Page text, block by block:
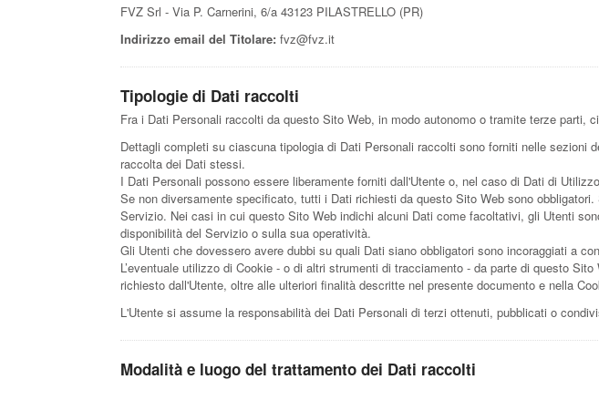
FVZ Srl - Via P. Carnerini, 6/a 43123 PILASTRELLO (PR)
Indirizzo email del Titolare: fvz@fvz.it
Tipologie di Dati raccolti
Fra i Dati Personali raccolti da questo Sito Web, in modo autonomo o tramite terze parti,
Dettagli completi su ciascuna tipologia di Dati Personali raccolti sono forniti nelle
raccolta dei Dati stessi.
I Dati Personali possono essere liberamente forniti dall'Utente o, nel caso di Dati di
Se non diversamente specificato, tutti i Dati richiesti da questo Sito Web sono
Servizio. Nei casi in cui questo Sito Web indichi alcuni Dati come facoltativi, gli Utenti
disponibilità del Servizio o sulla sua operatività.
Gli Utenti che dovessero avere dubbi su quali Dati siano obbligatori sono incoraggiati a
L’eventuale utilizzo di Cookie - o di altri strumenti di tracciamento - da parte di questo
richiesto dall'Utente, oltre alle ulteriori finalità descritte nel presente documento e nella
L'Utente si assume la responsabilità dei Dati Personali di terzi ottenuti, pubblicati o
Modalità e luogo del trattamento dei Dati raccolti